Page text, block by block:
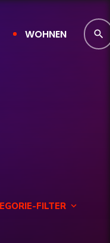
WOHNEN search
FILTER keyboard_arrow_down